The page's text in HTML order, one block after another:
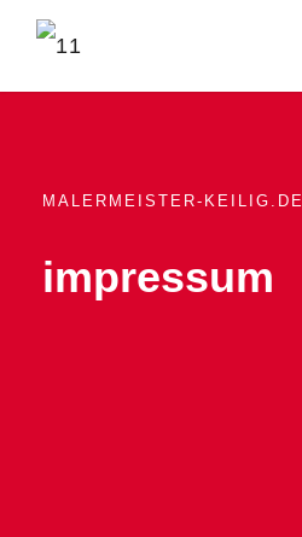
MALERMEISTER-KEILIG.DE
impressum